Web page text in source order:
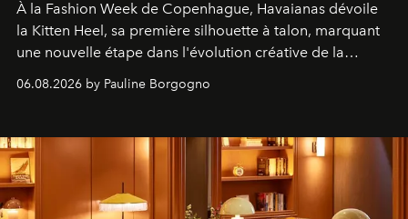
À la Fashion Week de Copenhague, Havaianas dévoile
la Kitten Heel, sa première silhouette à talon, marquant
une nouvelle étape dans l'évolution créative de la
06.08.2026 by Pauline Borgogno